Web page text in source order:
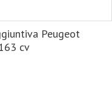
Peugeot
cv